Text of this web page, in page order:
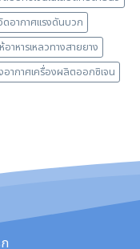
ดอากาศแรงดันบวก
อาหารเหลวทางสายยาง
อากาศเครื่องผลิตออกซิเจน